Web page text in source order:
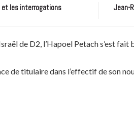
et les interrogations Jean-
de D2, l’Hapoel Petach s’est
de titulaire dans l’effectif de son